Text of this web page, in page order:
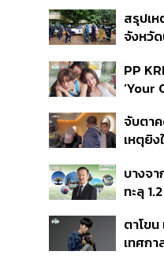
ที่ดิน เ
โรงแร
สรุปเห
จังหวั
ปมค้นป
สหรัฐฯ
PP
‘Your
สิกวิดี
จับตา
เหตุยิ
เนื่อง
บางจ
ทะลุ
แรก ห
3.2 แ
ตาโข
เทศก